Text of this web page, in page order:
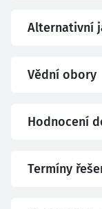
Alternativní
Vědní obory
Hodnocení
Termíny